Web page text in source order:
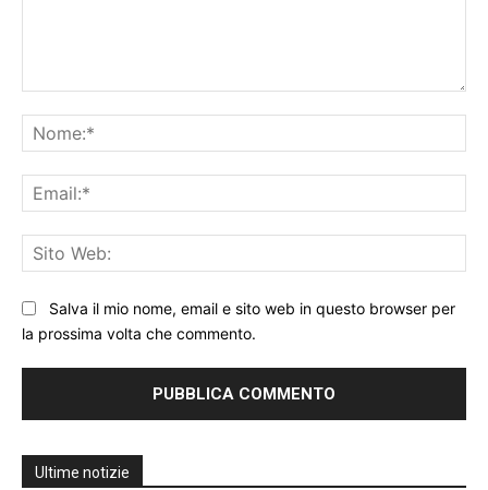
Salva il mio nome, email e sito web in questo browser per
la prossima volta che commento.
Ultime notizie